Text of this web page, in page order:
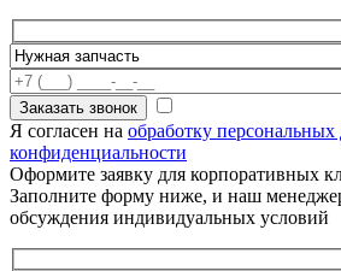
Я согласен на обработку
конфиденциальности
Оформите заявку для корпоративных
Заполните форму ниже, и наш
обсуждения индивидуальных условий